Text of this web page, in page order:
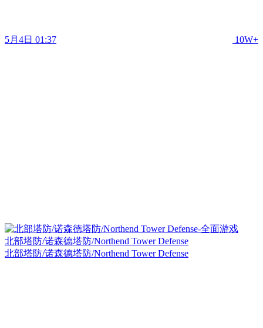
5月4日 01:37 10W+
北部塔防/诺森德塔防/Northend Tower Defense
北部塔防/诺森德塔防/Northend Tower Defense